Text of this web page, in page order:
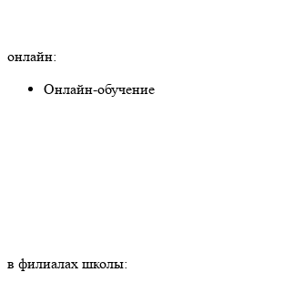
онлайн:
Онлайн-обучение
в филиалах школы: